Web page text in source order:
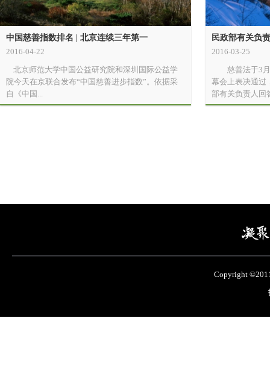
中国慈善指数排名 | 北京连续三年第一
2016-04-22
北京师范大学中国公益研究院和深圳国际公益学
院今天在京联合发布“中国慈善进步指数”。依据采
自《中国...
民政部有关负
2016-03-25
慈善法于3月
幕会上表决通过
部有关负责人回
Copyright